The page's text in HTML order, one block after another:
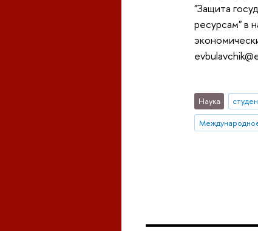
"Защита
ресурсам" в
Наука